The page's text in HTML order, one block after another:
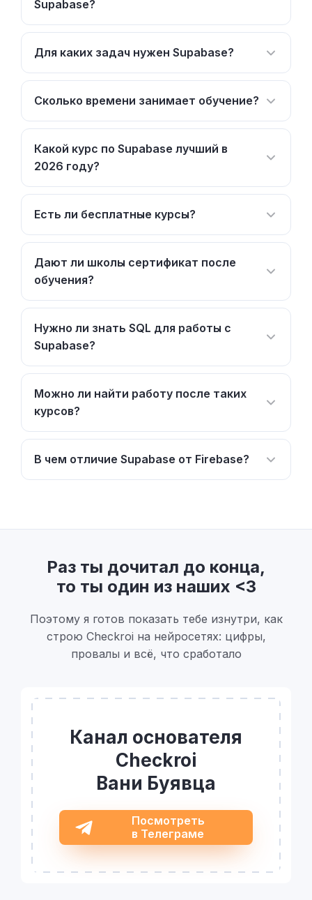
Supabase?
Для каких задач нужен Supabase?
Сколько времени занимает обучение?
Какой курс по Supabase лучший в
2026 году?
Есть ли бесплатные курсы?
Дают ли школы сертификат после
обучения?
Нужно ли знать SQL для работы с
Supabase?
Можно ли найти работу после таких
курсов?
В чем отличие Supabase от Firebase?
Раз ты дочитал до конца,
то ты один из наших <3
Поэтому я готов показать тебе изнутри, как
строю Checkroi на нейросетях: цифры,
провалы и всё, что сработало
Канал основателя
Checkroi
Вани Буявца
Посмотреть
в Телеграме